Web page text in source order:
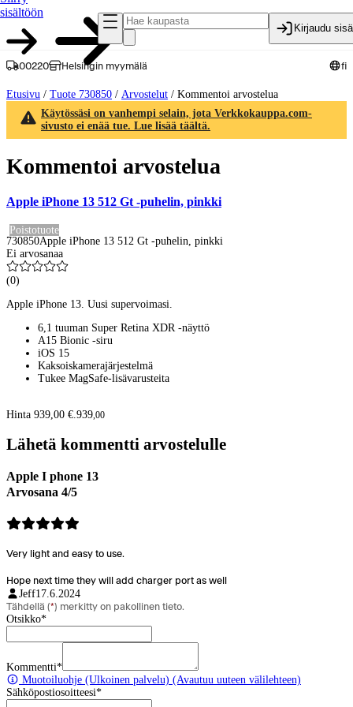
sisältöön
Kirjaudu
00220 Helsingin myymälä fi
Etusivu / Tuote 730850 / Arvostelut / Kommentoi arvostelua
Käytössäsi on vanhempi selain, jota Verkkokauppa.com-
sivusto ei enää tue. Lue lisää täältä.
Kommentoi arvostelua
Apple iPhone 13 512 Gt -puhelin, pinkki
Poistotuote
730850Apple iPhone 13 512 Gt -puhelin, pinkki
Ei arvosanaa
(0)
Apple iPhone 13. Uusi supervoimasi.
6,1 tuuman Super Retina XDR ‑näyttö
A15 Bionic -siru
iOS 15
Kaksoiskamera­järjestelmä
Tukee MagSafe-lisävarusteita
Hinta 939,00 €. 939,00
Lähetä kommentti arvostelulle
Apple I phone 13
Arvosana 4/5
Very light and easy to use.
Hope next time they will add charger port as well
Jeff17.6.2024
Tähdellä (*) merkitty on pakollinen tieto.
Otsikko*
Kommentti*
Muotoiluohje (Ulkoinen palvelu) (Avautuu uuteen välilehteen)
Sähköpostiosoitteesi*